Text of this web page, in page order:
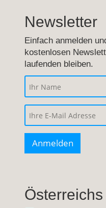
Newsletter
Einfach anmelden
kostenlosen
laufenden bleiben.